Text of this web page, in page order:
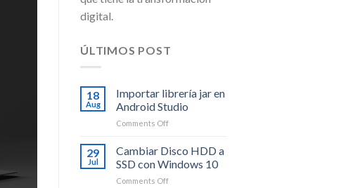
digital.
ÚLTIMOS POST
18
Aug
Importar librería jar en
Android Studio
Comments Offon
librería
en
Android
29
Jul
Cambiar Disco HDD a
SSD con Windows 10
Comments Offon